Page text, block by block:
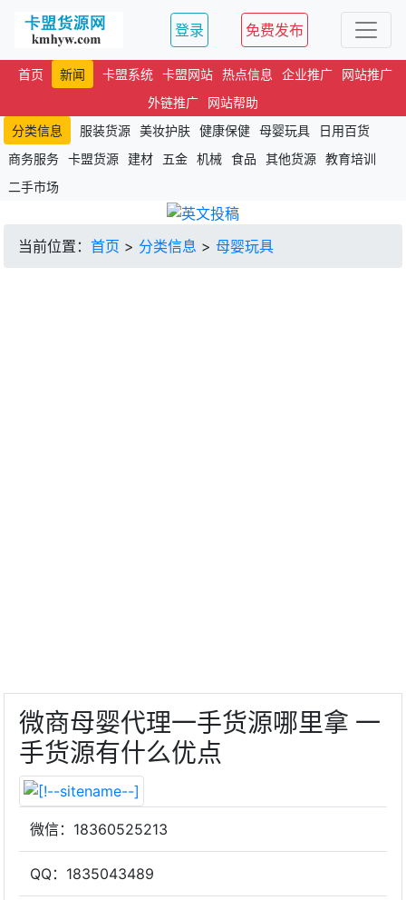
登录 免费发布
首页 新闻 卡盟系统 卡盟网站 热点信息 企业推广
网站推广
外链推广
网站帮助
分类信息
服装货源 美妆护肤 健康保健 母婴玩具
日用百货
商务服务 卡盟货源 建材 五金 机械 食品 其他货源 教育培训
二手市场
当前位置： 首页 > 分类信息 > 母婴玩具
微商母婴代理一手货源哪里拿 一
手货源有什么优点
微信：18360525213
QQ：1835043489